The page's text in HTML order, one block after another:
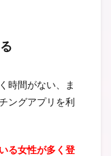
時間がない、ま
ングアプリを利
る女性が多く登